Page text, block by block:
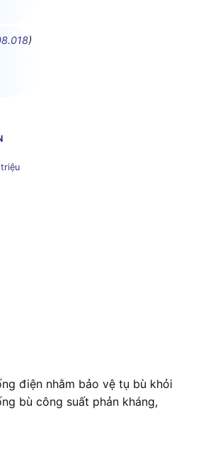
)
điện nhằm bảo vệ tụ bù khỏi
bù công suất phản kháng,